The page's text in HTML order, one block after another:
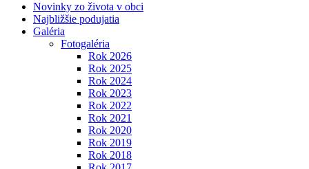
Novinky zo života v obci
Najbližšie podujatia
Galéria
Fotogaléria
Rok 2026
Rok 2025
Rok 2024
Rok 2023
Rok 2022
Rok 2021
Rok 2020
Rok 2019
Rok 2018